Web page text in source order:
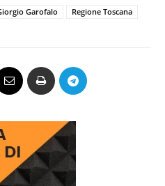
Garofalo Regione Toscana